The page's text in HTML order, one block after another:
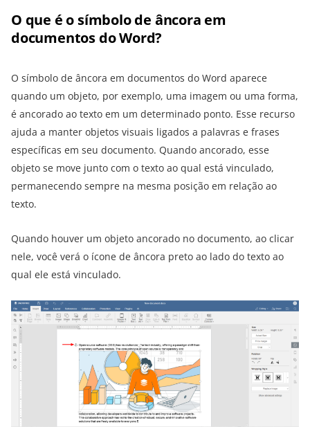
O que é o símbolo de âncora em
documentos do Word?
O símbolo de âncora em documentos do Word aparece
quando um objeto, por exemplo, uma imagem ou uma forma,
é ancorado ao texto em um determinado ponto. Esse recurso
ajuda a manter objetos visuais ligados a palavras e frases
específicas em seu documento. Quando ancorado, esse
objeto se move junto com o texto ao qual está vinculado,
permanecendo sempre na mesma posição em relação ao
texto.
Quando houver um objeto ancorado no documento, ao clicar
nele, você verá o ícone de âncora preto ao lado do texto ao
qual ele está vinculado.